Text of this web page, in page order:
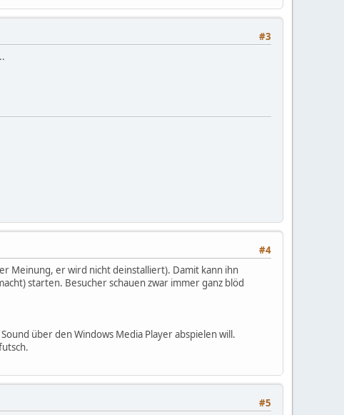
#3
#4
Meinung, er wird nicht deinstalliert). Damit kann ihn
starten. Besucher schauen zwar immer ganz blöd
über den Windows Media Player abspielen will.
#5